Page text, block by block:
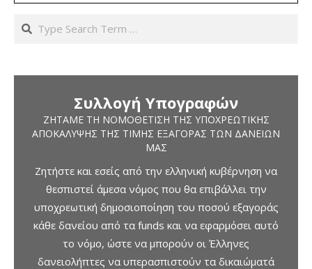
Search
Συλλογή Υπογραφών
ΖΗΤΆΜΕ ΤΗ ΝΟΜΟΘΈΤΙΣΗ ΤΗΣ ΥΠΟΧΡΕΩΤΙΚΉΣ
ΑΠΟΚΆΛΥΨΗΣ ΤΗΣ ΤΙΜΉΣ ΕΞΑΓΟΡΆΣ ΤΩΝ ΔΑΝΕΊΩΝ
ΜΑΣ
Ζητήστε και εσείς από την ελληνική κυβέρνηση να
θεσπιστεί άμεσα νόμος που θα επιβάλλει την
υποχρεωτική δημοσιοποίηση του ποσού εξαγοράς
κάθε δανείου από τα funds και να εφαρμόσει αυτό
το νόμο, ώστε να μπορούν οι Έλληνες
δανειολήπτες να υπερασπιστούν τα δικαιώματά